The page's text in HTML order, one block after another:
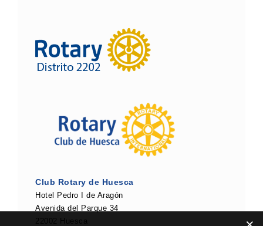
Club Rotary de Huesca
Hotel Pedro I de Aragón
Avenida del Parque 34
22002 Huesca